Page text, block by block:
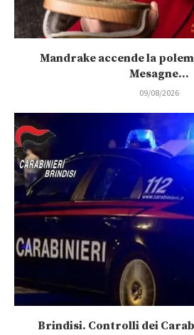
Mandrake accende la
Mesagne...
09/08/2026
Brindisi. Controlli dei